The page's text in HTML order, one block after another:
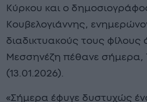
Κύρκου και ο
Κουβελογιάννης,
διαδικτυακούς τους φίλους
Μεσσηνέζη πέθανε σήμερα,
(13.01.2026).
«Σήμερα έφυγε δυστυχώς